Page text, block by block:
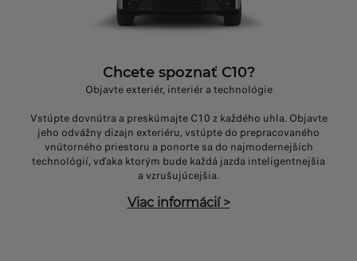
Chcete spoznať C10?
Objavte exteriér, interiér a technológie
Vstúpte dovnútra a preskúmajte C10 z každého uhla. Objavte
jeho odvážny dizajn exteriéru, vstúpte do prepracovaného
vnútorného priestoru a ponorte sa do najmodernejších
technológií, vďaka ktorým bude každá jazda inteligentnejšia
a vzrušujúcejšia.
Viac informácií>